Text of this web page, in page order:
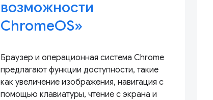
возможности
ChromeOS»
Браузер и операционная система Chrome
предлагают функции доступности, такие
как увеличение изображения, навигация с
помощью клавиатуры, чтение с экрана и